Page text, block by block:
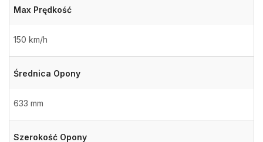
Max Prędkość
150 km/h
Średnica Opony
633 mm
Szerokość Opony